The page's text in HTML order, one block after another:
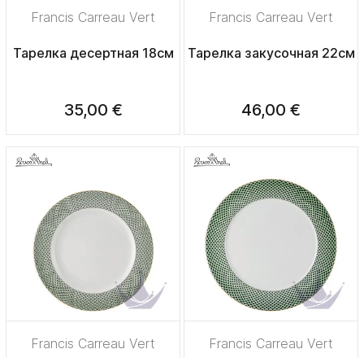
Francis Carreau Vert
Тарелка десертная 18см
35,00 €
Francis Carreau Vert
Тарелка закусочная 22см
46,00 €
Francis Carreau Vert Francis Carreau Vert